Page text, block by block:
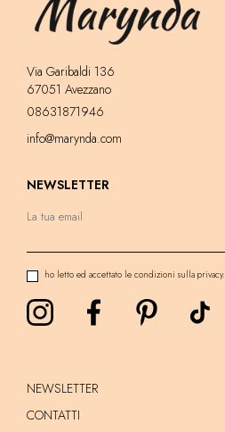
Via Garibaldi 136
67051 Avezzano
08631871946
info@marynda.com
NEWSLETTER
ho letto ed accettato le condizioni sulla privacy.
NEWSLETTER
CONTATTI